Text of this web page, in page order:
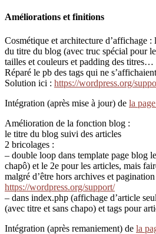
Améliorations et finitions
Cosmétique et architecture d’affichage :
du titre du blog (avec truc spécial pour
tailles et couleurs et padding des titres…
Réparé le pb des tags qui ne
Solution ici : https://wordpress.org/
Intégration (après mise à jour) de la
Amélioration de la fonction blog :
le titre du blog suivi des articles
2 bricolages :
– double loop dans template page blog
chapô) et le 2e pour les articles, mais
malgré d’être hors archives et
https://wordpress.org/support/
– dans index.php (affichage d’article
(avec titre et sans chapo) et tags pour
Intégration (après remaniement) de la